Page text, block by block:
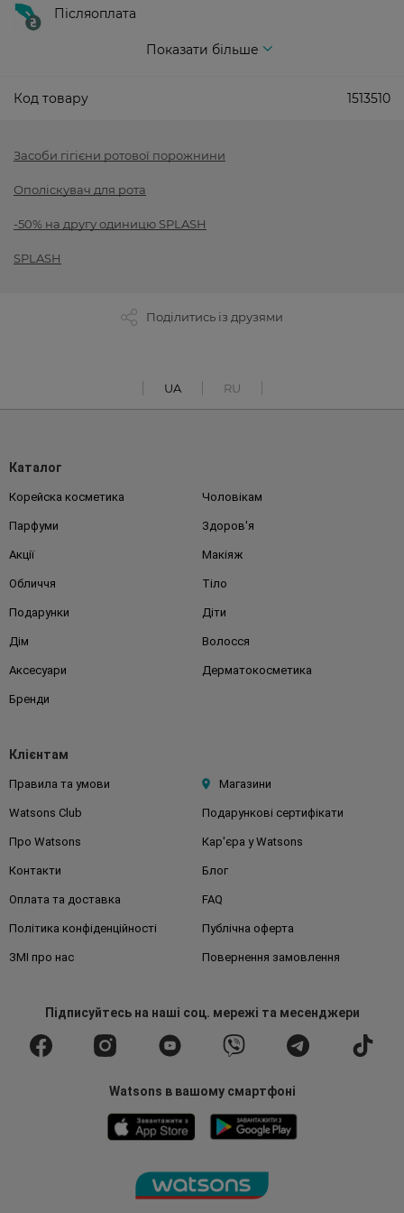
Післяоплата
Показати більше
Код товару 1513510
Засоби гігієни ротової порожнини
Ополіскувач для рота
-50% на другу одиницю SPLASH
SPLASH
Поділитись із друзями
UA RU
Каталог
Корейска косметика Чоловікам
Парфуми Здоров'я
Акції Макіяж
Обличчя Тіло
Подарунки Діти
Дім Волосся
Аксесуари Дерматокосметика
Бренди
Клієнтам
Правила та умови Магазини
Watsons Club Подарункові сертифікати
Про Watsons Кар'єра у Watsons
Контакти Блог
Оплата та доставка FAQ
Політика конфіденційності Публічна оферта
ЗМІ про нас Повернення замовлення
Підписуйтесьна наші соц. мережі та месенджери
Watsons в вашому смартфоні